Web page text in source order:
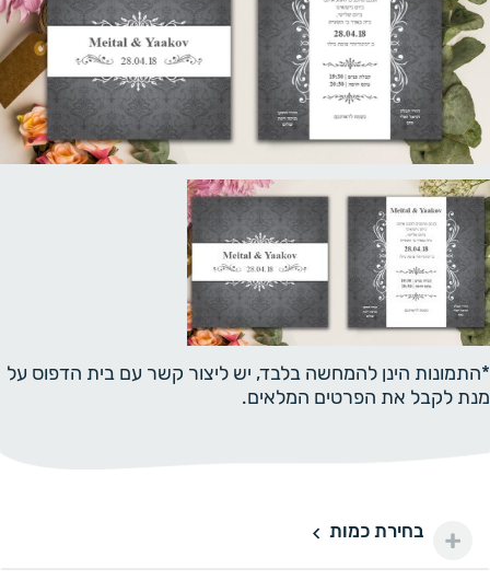
*התמונות הינן להמחשה בלבד, יש ליצור קשר עם בית הדפוס על
מנת לקבל את הפרטים המלאים.
100 100 יחידות
בחירת כמות